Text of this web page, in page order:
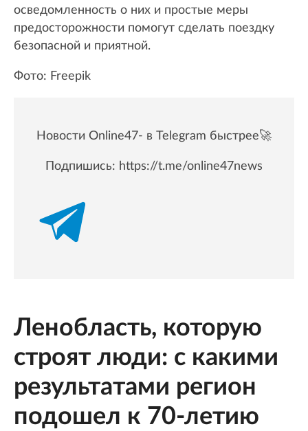
осведомленность о них и простые меры
предосторожности помогут сделать поездку
безопасной и приятной.
Фото: Freepik
Новости Online47- в Telegram быстрее🚀
Подпишись: https://t.me/online47news
Ленобласть, которую
строят люди: с какими
результатами регион
подошел к 70-летию